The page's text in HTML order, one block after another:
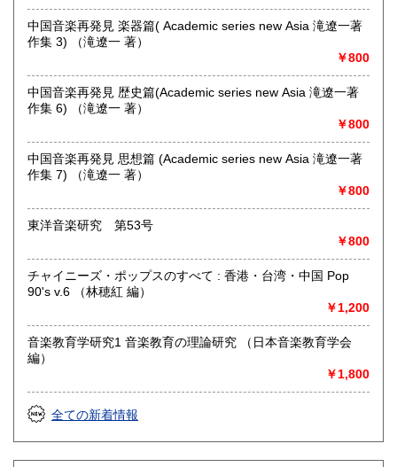
奈良県での専門書買取りはお任せください！
大量の書籍から蔵書の整理まで
★ISBN有の書籍・戦前・戦中の古書・紙物(古いチラシなど)
パンフレット・絵葉書・古写真等 CD・DVDなど 買取りして
おります！！
まずはお気軽にお問い合わせください!
沿線名：近鉄大阪線
最寄駅：桜井駅
営業時間：11時‐17時
定休日：金曜日(その他の曜日でも出張買取等により休みの場
合がございます)
水たま書店 ではお買取り大歓迎です
詳しくはHPをご覧ください
総記、哲学宗教、歴史、社会科学、自然科学、美術工芸、国
語国文、外国文学、古典籍、近代文献、趣味、サブカルチャ
中国音楽再発見 楽器篇( Academic series new Asia 滝遼一著
作集 3) （滝遼一 著）
￥800
中国音楽再発見 歴史篇(Academic series new Asia 滝遼一著
作集 6) （滝遼一 著）
￥800
中国音楽再発見 思想篇 (Academic series new Asia 滝遼一著
作集 7) （滝遼一 著）
￥800
東洋音楽研究 第53号
￥800
チャイニーズ・ポップスのすべて : 香港・台湾・中国 Pop
90's v.6 （林穂紅 編）
￥1,200
音楽教育学研究1 音楽教育の理論研究 （日本音楽教育学会
編）
￥1,800
全ての新着情報